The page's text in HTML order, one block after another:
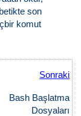
son
komut
Sonraki
Bash Başlatma
Dosyaları